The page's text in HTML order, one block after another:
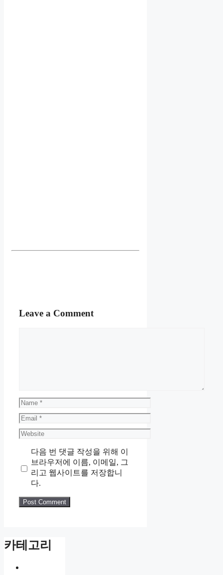
Leave a Comment
Name
Email
Website
다음 번 댓글 작성을 위해 이
브라우저에 이름, 이메일, 그
리고 웹사이트를 저장합니
다.
카테고리